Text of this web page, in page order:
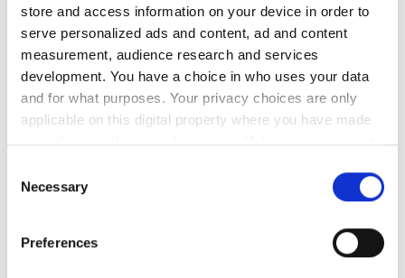
store and access information on your device in order to
serve personalized ads and content, ad and content
measurement, audience research and services
development. You have a choice in who uses your data
and for what purposes. Your privacy choices are only
applicable on this digital property where you have made
your choices. You can change or withdraw your consent
the Privacy trigger icon.
Collect information about your geographical
Selection
Necessary
Preferences
100 - 200 EUR
200 - 300 EUR
300+ EUR
Түстен кейін
Trivita Home Healthcare LLC - Ras Al
Khaimah
Ras Al Khaimah, United Arab Emirates
6.58 км қала орталығынан
HD диализ €392
Брондау